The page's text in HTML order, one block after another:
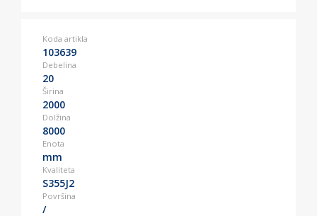
Koda artikla
103639
Debelina
20
Širina
2000
Dolžina
8000
Enota
mm
Kvaliteta
S355J2
Površina
/